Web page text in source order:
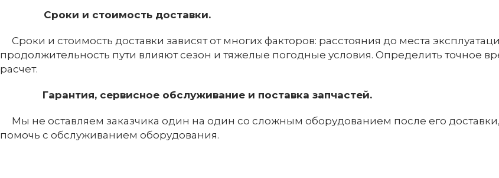
Сроки и стоимость доставки.
Сроки и стоимость доставки зависят от многих факторов: расстояния до места
продолжительность пути влияют сезон и тяжелые погодные условия. Определить точное
расчет.
Гарантия, сервисное обслуживание и поставка запчастей.
Мы не оставляем заказчика один на один со сложным оборудованием после его
помочь с обслуживанием оборудования.